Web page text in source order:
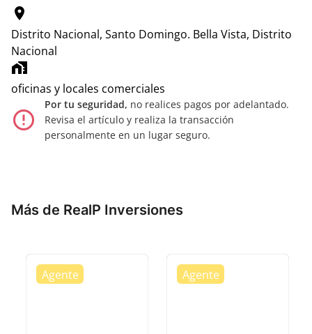
location_on
Distrito Nacional, Santo Domingo. Bella Vista, Distrito
Nacional
home_work
oficinas y locales comerciales
error_outline
Por tu seguridad, no realices pagos por adelantado.
Revisa el artículo y realiza la transacción
personalmente en un lugar seguro.
Más de RealP Inversiones